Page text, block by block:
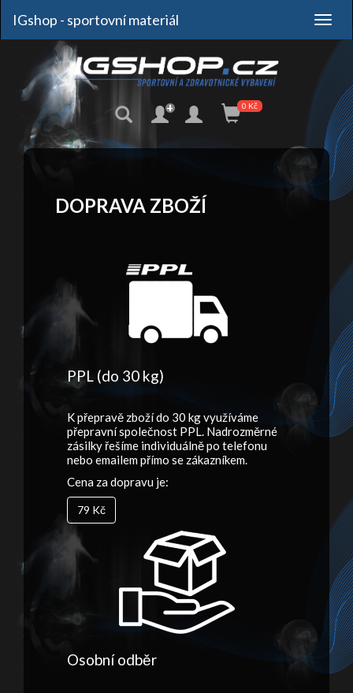
+ 0 Kč
IGshop - sportovní materiál
DOPRAVA ZBOŽÍ
PPL (do 30 kg)
K přepravě zboží do 30 kg využíváme
přepravní společnost PPL. Nadrozměrné
zásilky řešíme individuálně po telefonu
nebo emailem přímo se zákazníkem.
Cena za dopravu je:
79 Kč
Osobní odběr